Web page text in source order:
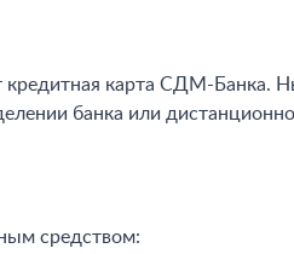
кредитная карта СДМ-Банка.
банка или
средством: